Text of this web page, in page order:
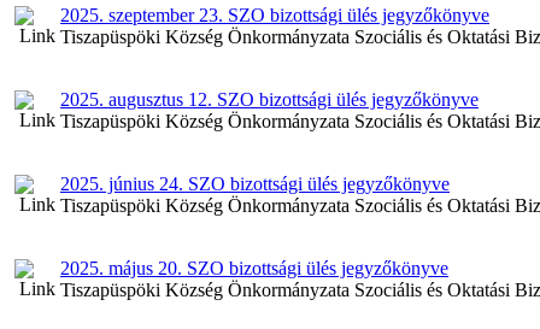
2025. szeptember 23. SZO bizottsági ülés jegyzőkönyve
Tiszapüspöki Község Önkormányzata Szociális és Oktatási
2025. augusztus 12. SZO bizottsági ülés jegyzőkönyve
Tiszapüspöki Község Önkormányzata Szociális és Oktatási
2025. június 24. SZO bizottsági ülés jegyzőkönyve
Tiszapüspöki Község Önkormányzata Szociális és Oktatási
2025. május 20. SZO bizottsági ülés jegyzőkönyve
Tiszapüspöki Község Önkormányzata Szociális és Oktatási